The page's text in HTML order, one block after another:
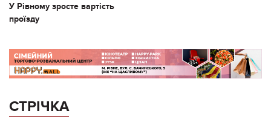
У Рівному зросте вартість
проїзду
СТРІЧКА